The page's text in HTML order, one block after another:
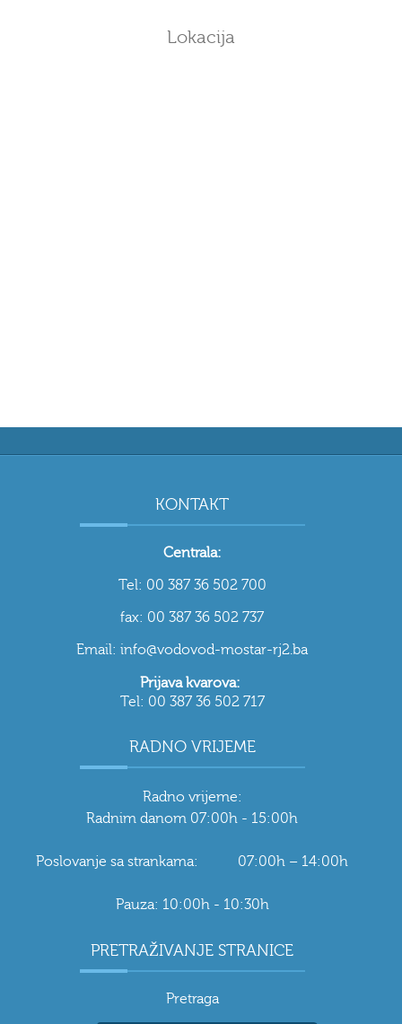
Lokacija
KONTAKT
Centrala:
Tel: 00 387 36 502 700
fax: 00 387 36 502 737
Email: info@vodovod-mostar-rj2.ba
Prijava kvarova:
Tel: 00 387 36 502 717
RADNO VRIJEME
Radno vrijeme:
Radnim danom 07:00h - 15:00h
Poslovanje sa strankama: 07:00h – 14:00h
Pauza: 10:00h - 10:30h
PRETRAŽIVANJE STRANICE
Pretraga